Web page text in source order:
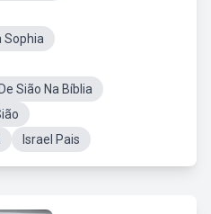
Sophia
Sião Na Bíblia
Israel Pais